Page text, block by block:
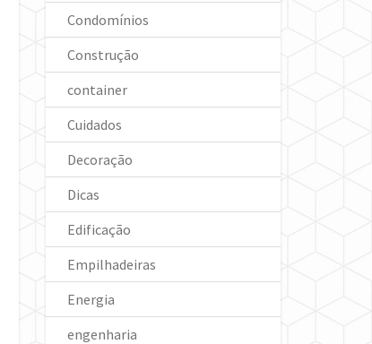
Condomínios
Construção
container
Cuidados
Decoração
Dicas
Edificação
Empilhadeiras
Energia
engenharia